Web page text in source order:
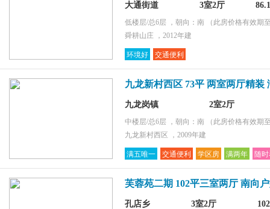
大通街道 3室2厅
低楼层/总6层 ，朝向：南
（此房价格有效期
舜耕山庄 ，2012年建
环境好 交通便利
九龙新村西区 73平 两室两厅精装
九龙岗镇 2室2厅
中楼层/总6层 ，朝向：南
（此房价格有效期
九龙新村西区 ，2009年建
满五唯一 交通便利 学区房 满两年 随
芙蓉苑二期 102平三室两厅 南向
孔店乡 3室2厅